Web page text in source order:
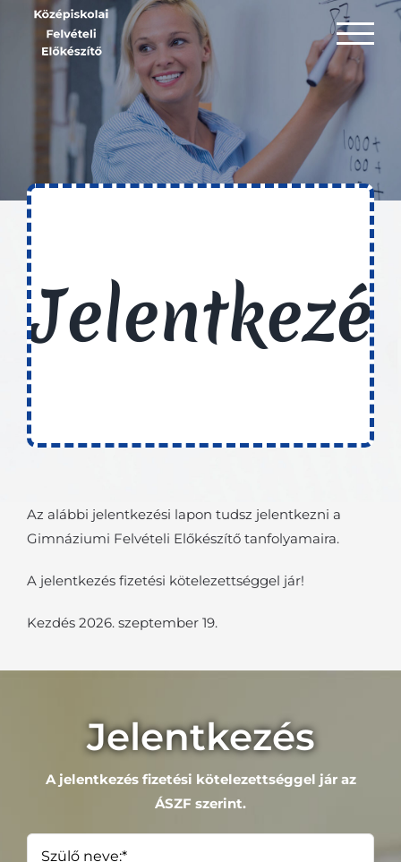
Kihagyás
Az alábbi jelentkezési lapon tudsz jelentkezni a
Gimnáziumi Felvételi Előkészítő tanfolyamaira.
A jelentkezés fizetési kötelezettséggel jár!
Kezdés 2026. szeptember 19.
Jelentkezés
A jelentkezés fizetési kötelezettséggel jár az
ÁSZF szerint.